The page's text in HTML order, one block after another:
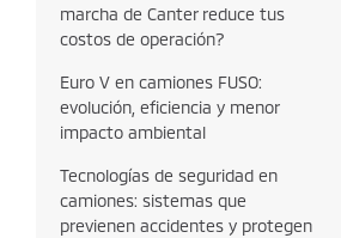
marcha de Canter reduce tus
costos de operación?
Euro V en camiones FUSO:
evolución, eficiencia y menor
impacto ambiental
Tecnologías de seguridad en
camiones: sistemas que
previenen accidentes y protegen